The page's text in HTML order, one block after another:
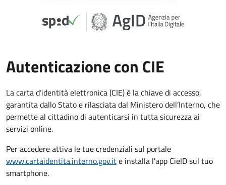
Autenticazione con CIE
La carta d’identità elettronica (CIE) è la chiave di accesso,
garantita dallo Stato e rilasciata dal Ministero dell’Interno, che
permette al cittadino di autenticarsi in tutta sicurezza ai
servizi online.
Per accedere attiva le tue credenziali sul portale
www.cartaidentita.interno.gov.ite installa l'app CieID sul tuo
smartphone.